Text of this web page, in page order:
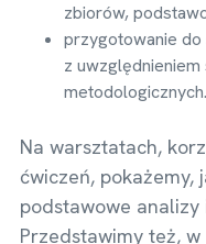
zbiorów,
przygotowanie do
z
metodologicznych.
Na warsztatach,
ćwiczeń, pokażemy,
podstawowe
Przedstawimy też,